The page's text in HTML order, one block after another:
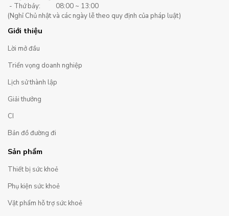
- Thứ bảy: 08:00 ~ 13:00
(Nghỉ Chủ nhật và các ngày lễ theo quy định của pháp luật)
Giới thiệu
Lời mở đầu
Triển vọng doanh nghiệp
Lịch sử thành lập
Giải thưởng
CI
Bản đồ đường đi
Sản phẩm
Thiết bị sức khoẻ
Phụ kiện sức khoẻ
Vật phẩm hỗ trợ sức khoẻ